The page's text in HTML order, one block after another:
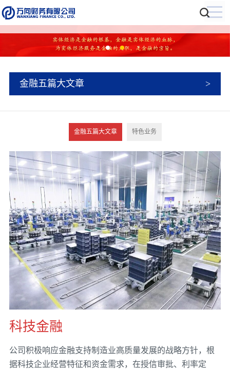
金融五篇大文章
金融五篇大文章 特色业务
科技金融
公司积极响应金融支持制造业高质量发展的战略方针，根
据科技企业经营特征和资金需求，在授信审批、利率定